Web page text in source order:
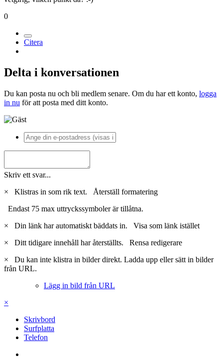
0
Citera
Delta i konversationen
Du kan posta nu och bli medlem senare. Om du har ett konto, logga
in nu för att posta med ditt konto.
Skriv ett svar...
×
Klistras in som rik text. Återställ formatering
Endast 75 max uttryckssymboler är tillåtna.
×
Din länk har automatiskt bäddats in. Visa som länk istället
×
Ditt tidigare innehåll har återställts. Rensa redigerare
×
Du kan inte klistra in bilder direkt. Ladda upp eller sätt in bilder
från URL.
Lägg in bild från URL
×
Skrivbord
Surfplatta
Telefon